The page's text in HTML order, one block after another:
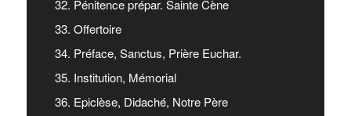
32. Pénitence prépar. Sainte Cène
33. Offertoire
34. Préface, Sanctus, Prière Euchar.
35. Institution, Mémorial
36. Epiclèse, Didaché, Notre Père